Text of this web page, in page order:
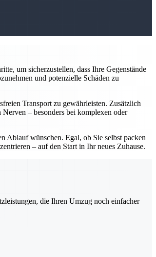
um sicherzustellen, dass Ihre Gegenstände
und potenzielle Schäden zu
Transport zu gewährleisten. Zusätzlich
– besonders bei komplexen oder
Ablauf wünschen. Egal, ob Sie selbst packen
– auf den Start in Ihr neues Zuhause.
die Ihren Umzug noch einfacher